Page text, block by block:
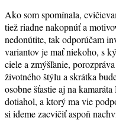
Ako som spomínala,
tiež riadne nakopnúť a
nedonútite, tak odporúčam
variantov je mať niekoho, s
ciele a zmýšľanie,
životného štýlu a skrátka
osobne šťastie aj na
dotiahol, a ktorý ma vie
si ideme zacvičiť aspoň